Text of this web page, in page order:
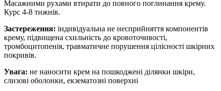
Масажними рухами втирати до повного поглинання крему.
Курс 4-8 тижнів.
Застереження: індивідуальна не несприйняття компонентів
крему, підвищена схильність до кровоточивості,
тромбоцитопенія, травматичне порушення цілісності шкірних
покривів.
Увага: не наносити крем на пошкоджені ділянки шкіри,
слизові оболонки, екзематозні поверхні